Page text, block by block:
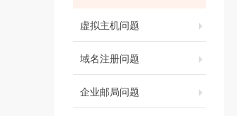
虚拟主机问题
域名注册问题
企业邮局问题